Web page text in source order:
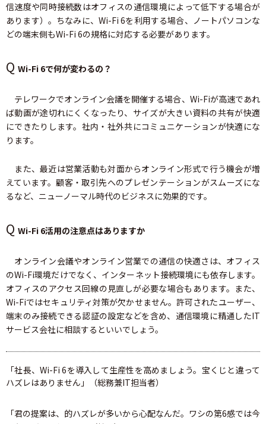
信速度や同時接続数はオフィスの通信環境によって低下する場合が
あります）。ちなみに、Wi-Fi 6を利用する場合、ノートパソコンな
どの端末側もWi-Fi 6の規格に対応する必要があります。
Q Wi-Fi 6で何が変わるの？
テレワークでオンライン会議を開催する場合、Wi-Fiが高速であれ
ば動画が途切れにくくなったり、サイズが大きい資料の共有が快適
にできたりします。社内・社外共にコミュニケーションが快適にな
ります。
また、最近は営業活動も対面からオンライン形式で行う機会が増
えています。顧客・取引先へのプレゼンテーションがスムーズにな
るなど、ニューノーマル時代のビジネスに効果的です。
Q Wi-Fi 6活用の注意点はありますか
オンライン会議やオンライン営業での通信の快適さは、オフィス
のWi-Fi環境だけでなく、インターネット接続環境にも依存します。
オフィスのアクセス回線の見直しが必要な場合もあります。また、
Wi-Fiではセキュリティ対策が欠かせません。許可されたユーザー、
端末のみ接続できる認証の設定などを含め、通信環境に精通したIT
サービス会社に相談するといいでしょう。
「社長、Wi-Fi 6を導入して生産性を高めましょう。宝くじと違って
ハズレはありません」（総務兼IT担当者）
「君の提案は、的ハズレが多いから心配なんだ。ワシの第6感では今